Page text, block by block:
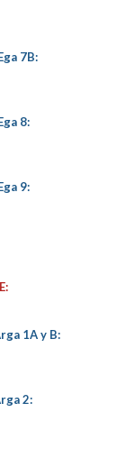
7B:
8:
9:
1A y B:
2: